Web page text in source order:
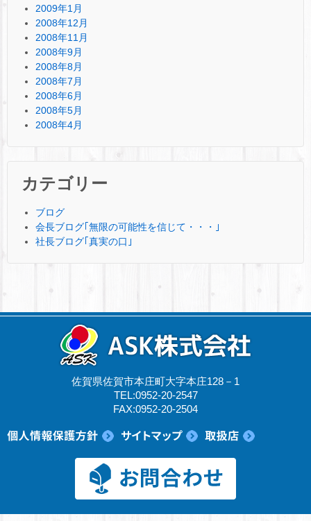
2009年1月
2008年12月
2008年11月
2008年9月
2008年8月
2008年7月
2008年6月
2008年5月
2008年4月
カテゴリー
ブログ
会長ブログ｢無限の可能性を信じて・・・｣
社長ブログ｢真実の口｣
佐賀県佐賀市本庄町大字本庄128－1
TEL:0952-20-2547
FAX:0952-20-2504